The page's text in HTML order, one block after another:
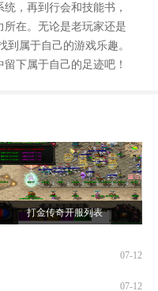
，再到行会和技能书，
在。无论是老玩家还是
到属于自己的游戏乐趣。
下属于自己的足迹吧！
打金传奇开服列表
07-12
07-12